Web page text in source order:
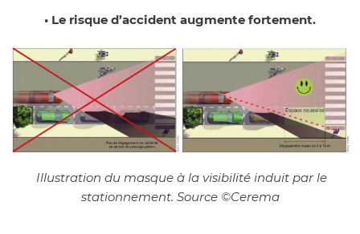
• Le risque d’accident augmente fortement.
Illustration du masque à la visibilité induit par le
stationnement. Source ©Cerema